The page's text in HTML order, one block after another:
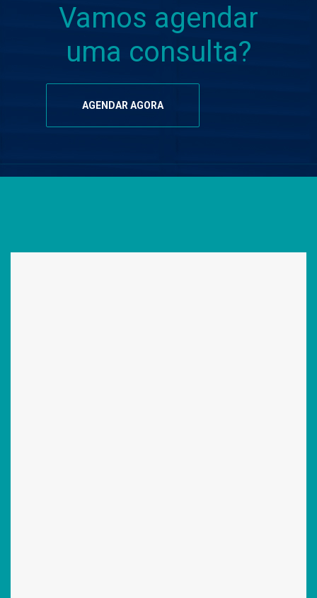
Vamos agendar
uma consulta?
AGENDAR AGORA